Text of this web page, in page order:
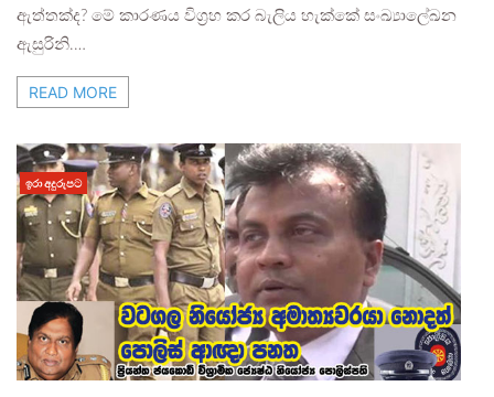
ඇත්තක්ද? මේ කාරණය විග්‍රහ කර බැලිය හැක්කේ සංඛ්‍යාලේඛන
ඇසුරිනි.…
READ MORE
ඉරා අදුරුපට